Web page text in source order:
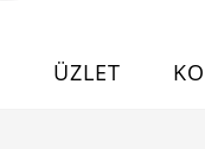
ÜZLET